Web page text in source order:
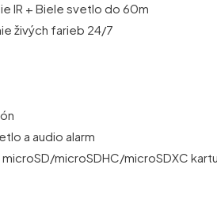
IR + Biele svetlo do 60m
živých farieb 24/7
a audio alarm
microSDHC/microSDXC